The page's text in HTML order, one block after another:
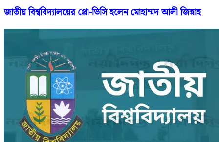
জাতীয় বিশ্ববিদ্যালয়ের প্রো-ভিসি হলেন মোহাম্মদ আলী জিন্নাহ